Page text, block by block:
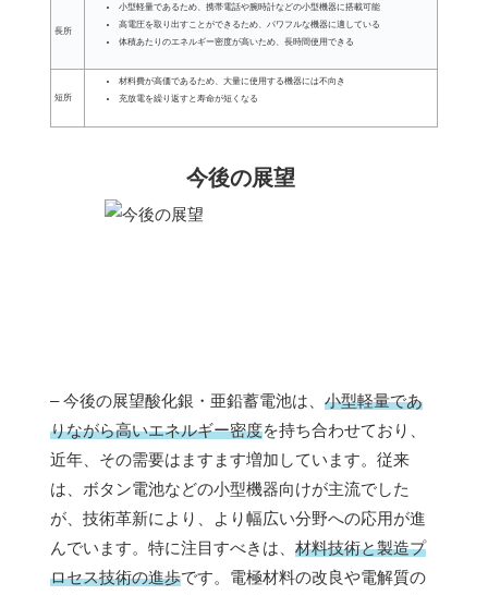
長所
小型軽量であるため、携帯電話や腕時計などの小型機器に搭載可能
高電圧を取り出すことができるため、パワフルな機器に適している
体積あたりのエネルギー密度が高いため、長時間使用できる
短所
材料費が高価であるため、大量に使用する機器には不向き
充放電を繰り返すと寿命が短くなる
今後の展望
– 今後の展望酸化銀・亜鉛蓄電池は、 小型軽量であ
りながら高いエネルギー密度を持ち合わせており、
近年、その需要はますます増加しています。従来
は、ボタン電池などの小型機器向けが主流でした
が、技術革新により、より幅広い分野への応用が進
んでいます。特に注目すべきは、 材料技術と製造プ
ロセス技術の進歩です。電極材料の改良や電解質の